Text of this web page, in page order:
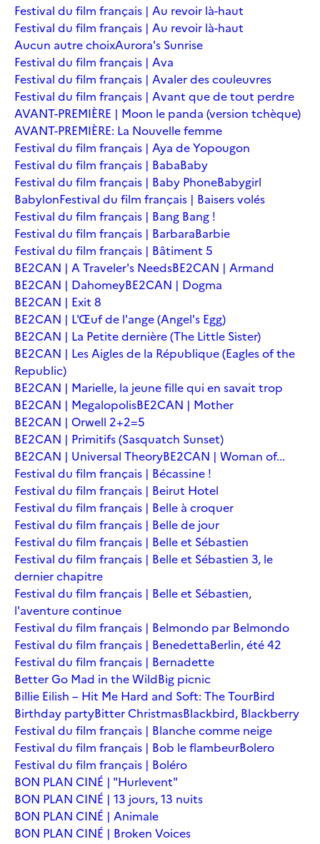
Festival du film français | Au revoir là-haut
Festival du film français | Au revoir là-haut
Aucun autre choixAurora's Sunrise
Festival du film français | Ava
Festival du film français | Avaler des couleuvres
Festival du film français | Avant que de tout perdre
AVANT-PREMIÈRE | Moon le panda (version tchèque)
AVANT-PREMIÈRE: La Nouvelle femme
Festival du film français | Aya de Yopougon
Festival du film français | BabaBaby
Festival du film français | Baby PhoneBabygirl
BabylonFestival du film français | Baisers volés
Festival du film français | Bang Bang !
Festival du film français | BarbaraBarbie
Festival du film français | Bâtiment 5
BE2CAN | A Traveler's NeedsBE2CAN | Armand
BE2CAN | DahomeyBE2CAN | Dogma
BE2CAN | Exit 8
BE2CAN | L'Œuf de l'ange (Angel's Egg)
BE2CAN | La Petite dernière (The Little Sister)
BE2CAN | Les Aigles de la République (Eagles of the
Republic)
BE2CAN | Marielle, la jeune fille qui en savait trop
BE2CAN | MegalopolisBE2CAN | Mother
BE2CAN | Orwell 2+2=5
BE2CAN | Primitifs (Sasquatch Sunset)
BE2CAN | Universal TheoryBE2CAN | Woman of...
Festival du film français | Bécassine !
Festival du film français | Beirut Hotel
Festival du film français | Belle à croquer
Festival du film français | Belle de jour
Festival du film français | Belle et Sébastien
Festival du film français | Belle et Sébastien 3, le
dernier chapitre
Festival du film français | Belle et Sébastien,
l'aventure continue
Festival du film français | Belmondo par Belmondo
Festival du film français | BenedettaBerlin, été 42
Festival du film français | Bernadette
Better Go Mad in the WildBig picnic
Billie Eilish – Hit Me Hard and Soft: The TourBird
Birthday partyBitter ChristmasBlackbird, Blackberry
Festival du film français | Blanche comme neige
Festival du film français | Bob le flambeurBolero
Festival du film français | Boléro
BON PLAN CINÉ | "Hurlevent"
BON PLAN CINÉ | 13 jours, 13 nuits
BON PLAN CINÉ | Animale
BON PLAN CINÉ | Broken Voices